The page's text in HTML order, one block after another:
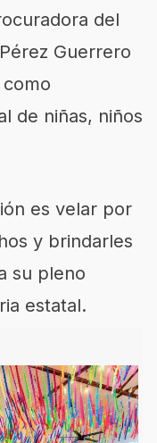
del
Guerrero
de niñas, niños
es velar por
y brindarles
su pleno
estatal.